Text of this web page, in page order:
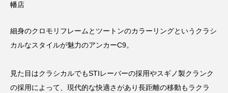
幡店
細身のクロモリフレームとツートンのカラーリングというクラシ
カルなスタイルが魅力のアンカーC9。
見た目はクラシカルでもSTIレーバーの採用やスギノ製クランク
の採用によって、現代的な快適さがあり長距離の移動もラクラ